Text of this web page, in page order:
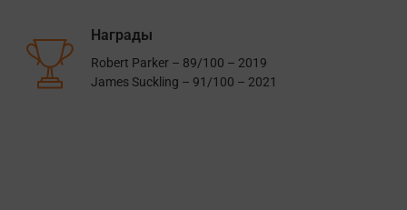
Награды
Robert Parker – 89/100 – 2019
James Suckling – 91/100 – 2021